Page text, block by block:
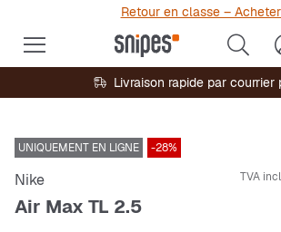
Retour en classe –
Livraison rapide par courrier
UNIQUEMENT EN LIGNE -28%
Nike
Air Max TL 2.5
TVA